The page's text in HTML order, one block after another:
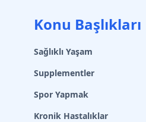
Konu Başlıkları
Sağlıklı Yaşam
Supplementler
Spor Yapmak
Kronik Hastalıklar